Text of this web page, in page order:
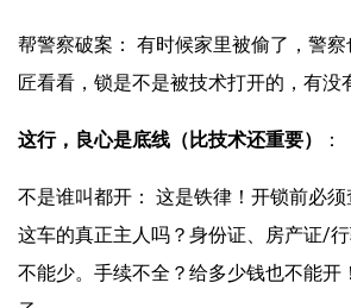
帮警察破案： 有时候家里被偷了，警
匠看看，锁是不是被技术打开的，有没
这行，良心是底线（比技术还重要） ：
不是谁叫都开： 这是铁律！开锁前必
这车的真正主人吗？身份证、房产证/
不能少。手续不全？给多少钱也不能开